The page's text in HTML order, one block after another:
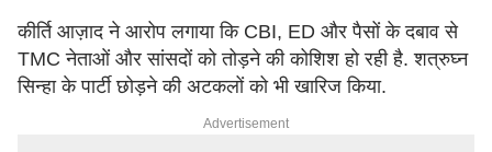
कीर्ति आज़ाद ने आरोप लगाया कि CBI, ED और पैसों के दबाव से
TMC नेताओं और सांसदों को तोड़ने की कोशिश हो रही है. शत्रुघ्न
सिन्हा के पार्टी छोड़ने की अटकलों को भी खारिज किया.
Advertisement